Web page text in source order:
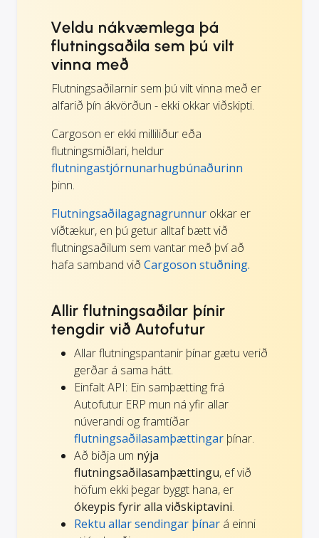
Veldu nákvæmlega þá
flutningsaðila sem þú vilt
vinna með
Flutningsaðilarnir sem þú vilt vinna með er
alfarið þín ákvörðun - ekki okkar viðskipti.
Cargoson er ekki milliliður eða
flutningsmiðlari, heldur
flutningastjórnunarhugbúnaðurinn
þinn.
Flutningsaðilagagnagrunnur okkar er
víðtækur, en þú getur alltaf bætt við
flutningsaðilum sem vantar með því að
hafa samband við Cargoson stuðning.
Allir flutningsaðilar þínir
tengdir við Autofutur
Allar flutningspantanir þínar gætu verið
gerðar á sama hátt.
Einfalt API: Ein samþætting frá
Autofutur ERP mun ná yfir allar
núverandi og framtíðar
flutningsaðilasamþættingar þínar.
Að biðja um nýja
flutningsaðilasamþættingu, ef við
höfum ekki þegar byggt hana, er
ókeypis fyrir alla viðskiptavini.
Rektu allar sendingar þínar á einni